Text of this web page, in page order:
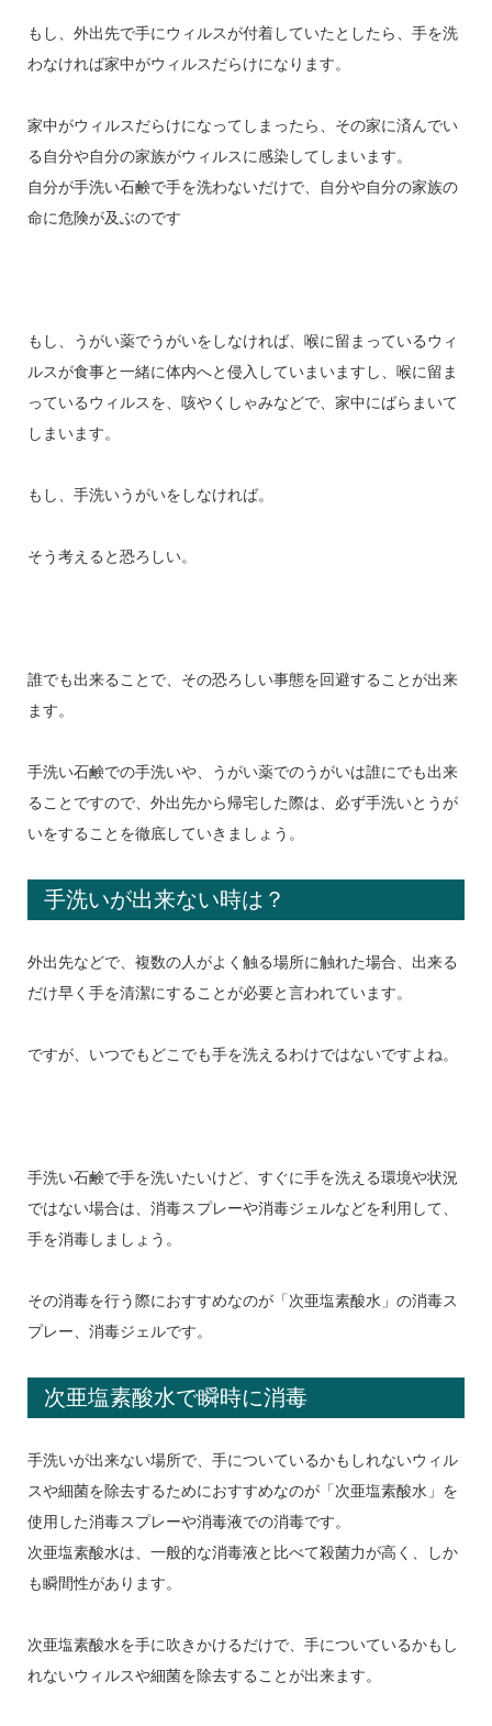
もし、外出先で手にウィルスが付着していたとしたら、手を洗
わなければ家中がウィルスだらけになります。
家中がウィルスだらけになってしまったら、その家に済んでい
る自分や自分の家族がウィルスに感染してしまいます。
自分が手洗い石鹸で手を洗わないだけで、自分や自分の家族の
命に危険が及ぶのです
もし、うがい薬でうがいをしなければ、喉に留まっているウィ
ルスが食事と一緒に体内へと侵入していまいますし、喉に留ま
っているウィルスを、咳やくしゃみなどで、家中にばらまいて
しまいます。
もし、手洗いうがいをしなければ。
そう考えると恐ろしい。
誰でも出来ることで、その恐ろしい事態を回避することが出来
ます。
手洗い石鹸での手洗いや、うがい薬でのうがいは誰にでも出来
ることですので、外出先から帰宅した際は、必ず手洗いとうが
いをすることを徹底していきましょう。
手洗いが出来ない時は？
外出先などで、複数の人がよく触る場所に触れた場合、出来る
だけ早く手を清潔にすることが必要と言われています。
ですが、いつでもどこでも手を洗えるわけではないですよね。
手洗い石鹸で手を洗いたいけど、すぐに手を洗える環境や状況
ではない場合は、消毒スプレーや消毒ジェルなどを利用して、
手を消毒しましょう。
その消毒を行う際におすすめなのが「次亜塩素酸水」の消毒ス
プレー、消毒ジェルです。
次亜塩素酸水で瞬時に消毒
手洗いが出来ない場所で、手についているかもしれないウィル
スや細菌を除去するためにおすすめなのが「次亜塩素酸水」を
使用した消毒スプレーや消毒液での消毒です。
次亜塩素酸水は、一般的な消毒液と比べて殺菌力が高く、しか
も瞬間性があります。
次亜塩素酸水を手に吹きかけるだけで、手についているかもし
れないウィルスや細菌を除去することが出来ます。